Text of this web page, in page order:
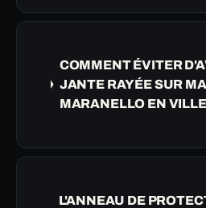
COMMENT ÉVITER
JANTE RAYÉE SUR
MARANELLO EN
L'ANNEAU DE